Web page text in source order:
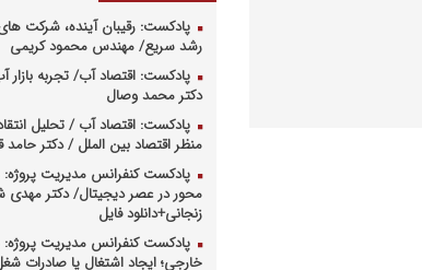
پادکست: رقیبان آینده، شرکت
رشد سریع/ مهندس محمود کریمی
پادکست: اقتصاد آب/ تجربه بازار
دکتر محمد وصال
پادکست: اقتصاد آب / تحلیل
منظر اقتصاد بین الملل / دکتر
پادکست کنفرانس مدیریت پروژه:
محور در عصر دیجیتال/ دکتر مهدی
زنجانی+دانلود فایل
پادکست کنفرانس مدیریت پروژه:
خارجی؛ ایجاد اشتغال یا صادرات